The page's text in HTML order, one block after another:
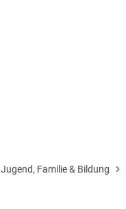
Jugend, Familie & Bildung